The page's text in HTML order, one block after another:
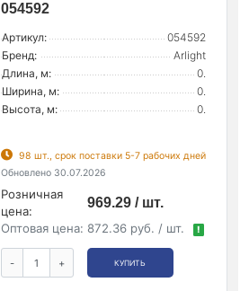
054592
Артикул:
054592
Бренд:
Arlight
Длина, м:
0.
Ширина, м:
0.
Высота, м:
0.
98 шт., срок поставки 5-7 рабочих дней
Обновлено 30.07.2026
Розничная
цена:
969.29 / шт.
Оптовая цена: 872.36 руб. / шт. !
- + КУПИТЬ